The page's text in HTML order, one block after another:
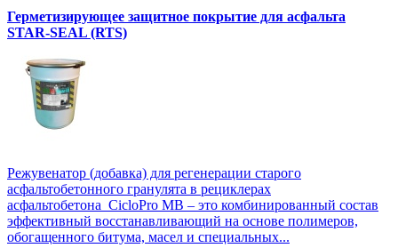
Герметизирующее защитное покрытие для асфальта
STAR-SEAL (RTS)
Режувенатор (добавка) для регенерации старого
асфальтобетонного гранулята в рециклерах
асфальтобетона CicloPro MB – это комбинированный состав
эффективный восстанавливающий на основе полимеров,
обогащенного битума, масел и специальных...